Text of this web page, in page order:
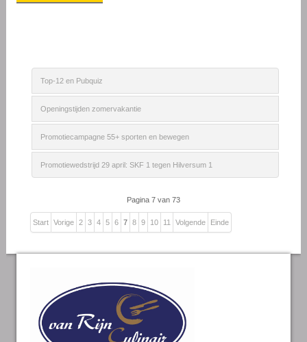
Top-12 en Pubquiz
Openingstijden zomervakantie
Promotiecampagne 55+ sporten en bewegen
Promotiewedstrijd 29 april: SKF 1 tegen Hilversum 1
Pagina 7 van 73
Start Vorige 2 3 4 5 6 7 8 9 10 11 Volgende Einde